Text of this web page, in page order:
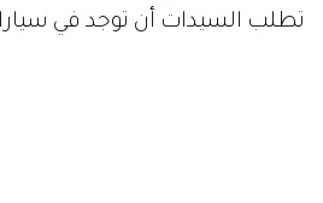
تطلب السيدات أن توجد في